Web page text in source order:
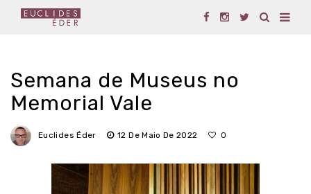
Semana de Museus no
Memorial Vale
Euclides Éder 12 De Maio De 2022 0